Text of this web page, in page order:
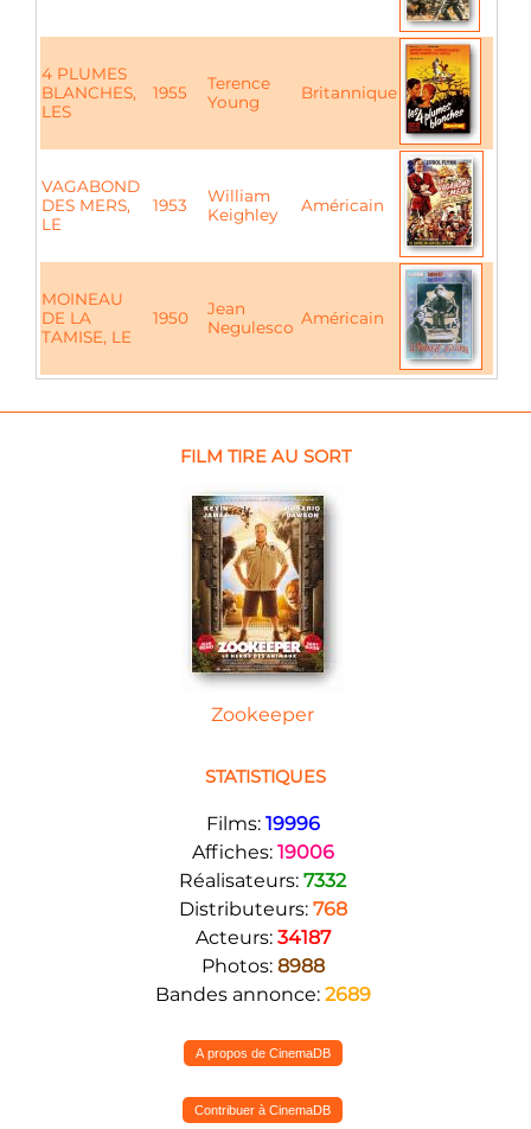
4 PLUMES
BLANCHES,
LES
1955
Terence
Young
Britannique
VAGABOND
DES MERS,
LE
1953
William
Keighley
Américain
MOINEAU
DE LA
TAMISE, LE
1950
Jean
Negulesco Américain
FILM TIRE AU SORT
Zookeeper
STATISTIQUES
Films: 19996
Affiches: 19006
Réalisateurs: 7332
Distributeurs: 768
Acteurs: 34187
Photos: 8988
Bandes annonce: 2689
A propos de CinemaDB
Contribuer à CinemaDB